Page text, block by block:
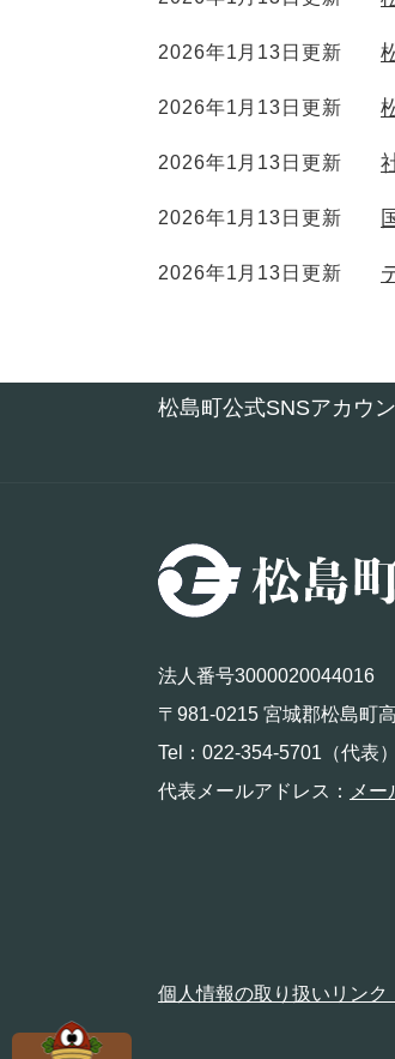
2026年1月13日更新
2026年1月13日更新
2026年1月13日更新
2026年1月13日更新
2026年1月13日更新
松島町公式SNSアカウ
法人番号3000020044016
〒981-0215 宮城郡松島町
Tel：022-354-5701（代表
代表メールアドレス：
メ
個人情報の取り扱い リンク